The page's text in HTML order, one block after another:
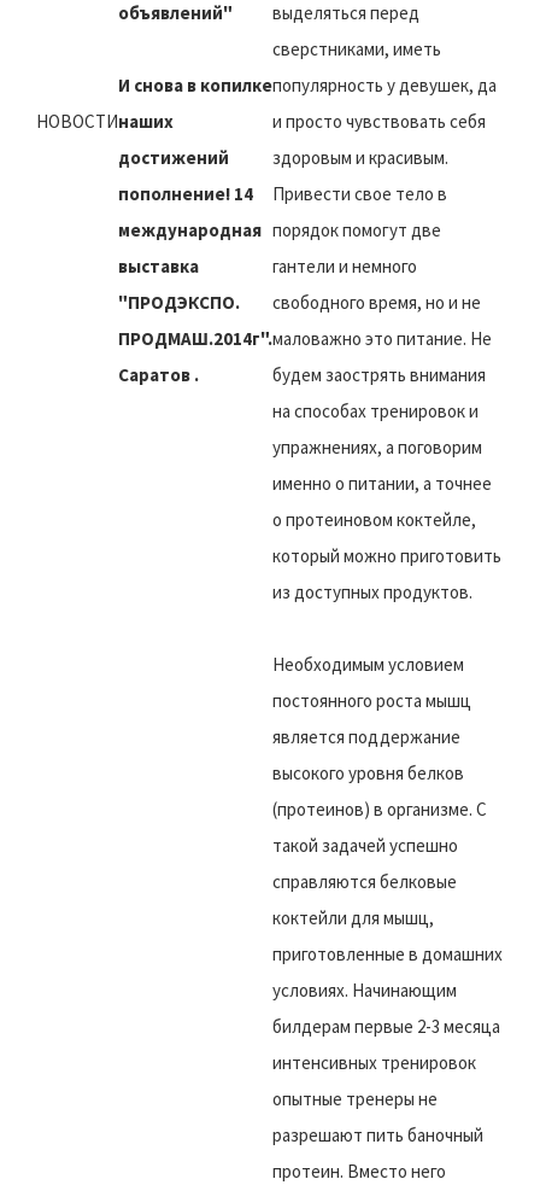
НОВОСТИ
объявлений"
И снова в копилке
наших
достижений
пополнение! 14
международная
выставка
"ПРОДЭКСПО.
ПРОДМАШ.2014г".
Саратов .
выделяться перед
сверстниками, иметь
популярность у девушек, да
и просто чувствовать себя
здоровым и красивым.
Привести свое тело в
порядок помогут две
гантели и немного
свободного время, но и не
маловажно это питание. Не
будем заострять внимания
на способах тренировок и
упражнениях, а поговорим
именно о питании, а точнее
о протеиновом коктейле,
который можно приготовить
из доступных продуктов.
Необходимым условием
постоянного роста мышц
является поддержание
высокого уровня белков
(протеинов) в организме. С
такой задачей успешно
справляются белковые
коктейли для мышц,
приготовленные в домашних
условиях. Начинающим
билдерам первые 2-3 месяца
интенсивных тренировок
опытные тренеры не
разрешают пить баночный
протеин. Вместо него